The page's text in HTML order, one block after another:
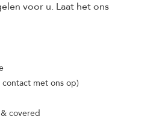
voor u. Laat het ons
contact met ons op)
covered